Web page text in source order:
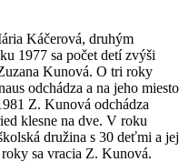
Káčerová, druhým
1977 sa počet detí zvýši
Kunová. O tri roky
odchádza a na jeho miesto
Z. Kunová odchádza
klesne na dve. V roku
družina s 30 deťmi a jej
sa vracia Z. Kunová.